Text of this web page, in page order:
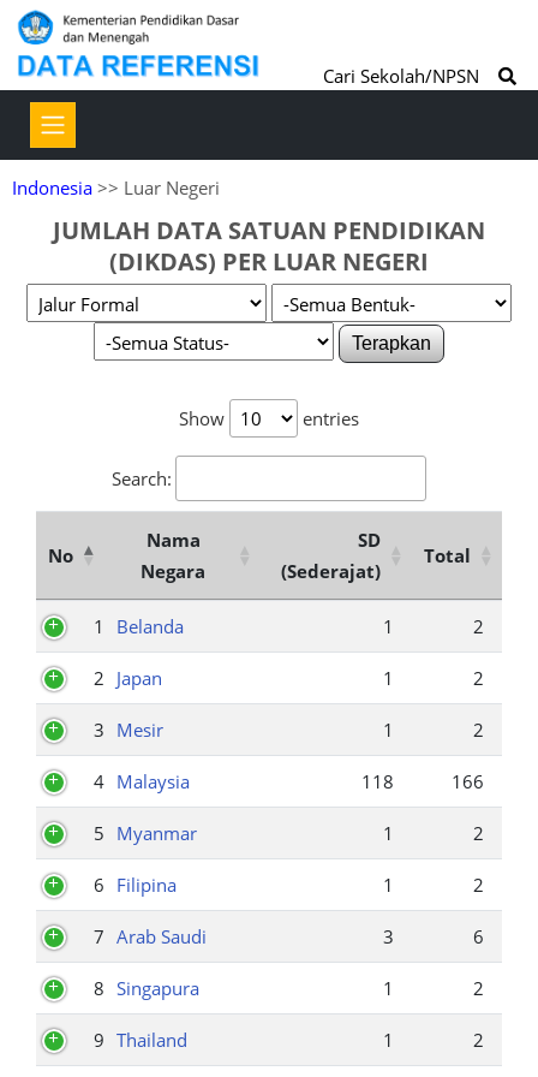
Cari Sekolah/NPSN
Indonesia >> Luar Negeri
JUMLAH DATA SATUAN PENDIDIKAN
(DIKDAS) PER LUAR NEGERI
Terapkan
Show entries
Search:
No
Nama
Negara
SD
(Sederajat)
Total
1 Belanda 1 2
2 Japan 1 2
3 Mesir 1 2
4 Malaysia 118 166
5 Myanmar 1 2
6 Filipina 1 2
7 Arab Saudi 3 6
8 Singapura 1 2
9 Thailand 1 2